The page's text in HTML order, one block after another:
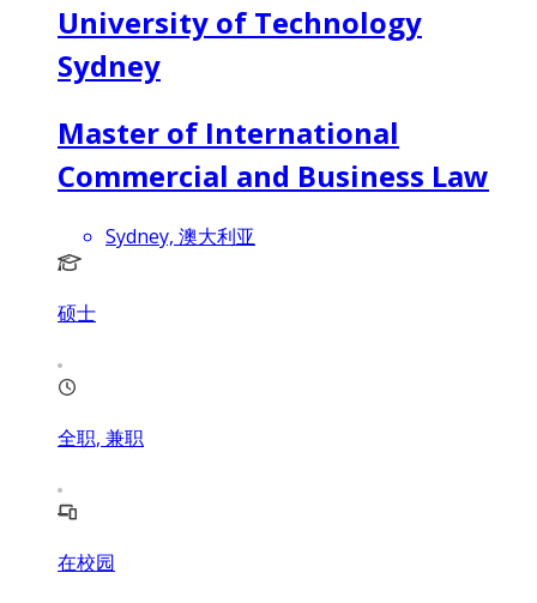
University of Technology
Sydney
Master of International
Commercial and Business Law
Sydney, 澳大利亚
硕士
全职, 兼职
在校园